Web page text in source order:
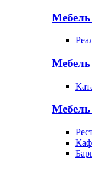
Мебель
Мебель
Мебель